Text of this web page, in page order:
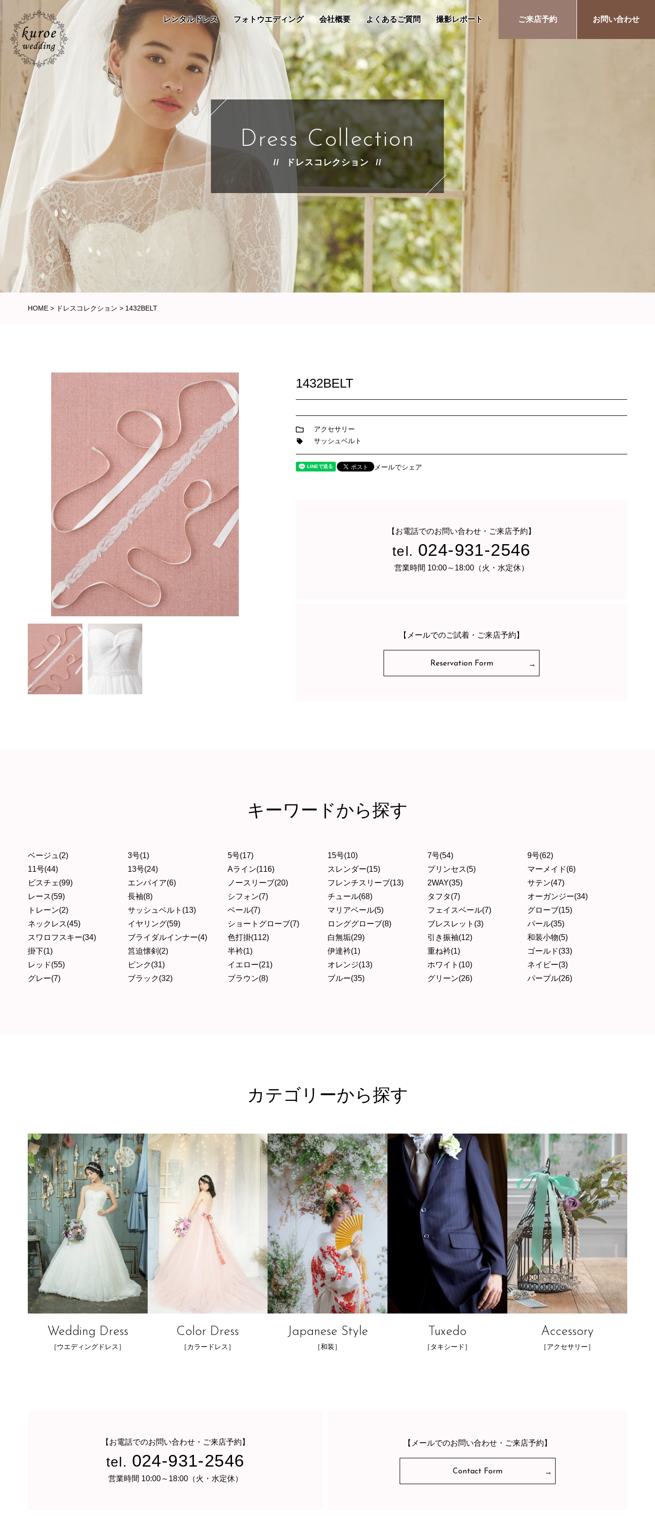
レンタルドレス フォトウエディング 会社概要 よくあるご質問 撮影レポート ご来店予約 お問い合わせ
Dress Collection
ドレスコレクション
HOME > ドレスコレクション > 1432BELT
1432BELT
アクセサリー
サッシュベルト
メールでシェア
【お電話でのお問い合わせ・ご来店予約】
tel. 024-931-2546
営業時間 10:00～18:00（火・水定休）
【メールでのご試着・ご来店予約】
Reservation Form
キーワードから探す
ベージュ(2) 3号(1) 5号(17) 15号(10) 7号(54)
9号(62)
11号(44)
13号(24) Aライン(116) スレンダー(15) プリンセス(5)
マーメイド(6)
ビスチェ(99)
エンパイア(6) ノースリーブ(20) フレンチスリーブ(13) 2WAY(35)
サテン(47)
レース(59)
長袖(8) シフォン(7) チュール(68) タフタ(7)
オーガンジー(34)
トレーン(2)
サッシュベルト(13) ベール(7) マリアベール(5) フェイスベール(7)
グローブ(15)
ネックレス(45)
イヤリング(59) ショートグローブ(7) ロンググローブ(8) ブレスレット(3)
パール(35)
スワロフスキー(34)
ブライダルインナー(4) 色打掛(112) 白無垢(29) 引き振袖(12)
和装小物(5)
掛下(1)
筥迫懐剣(2) 半衿(1) 伊達衿(1) 重ね衿(1)
ゴールド(33)
レッド(55)
ピンク(31) イエロー(21) オレンジ(13) ホワイト(10)
ネイビー(3)
グレー(7)
ブラック(32) ブラウン(8) ブルー(35) グリーン(26) パープル(26)
カテゴリーから探す
Wedding Dress
［ウエディングドレス］
Color Dress
［カラードレス］
Japanese Style
［和装］
Tuxedo
［タキシード］
Accessory
［アクセサリー］
【お電話でのお問い合わせ・ご来店予約】
tel. 024-931-2546
営業時間 10:00～18:00（火・水定休）
【メールでのお問い合わせ・ご来店予約】
Contact Form